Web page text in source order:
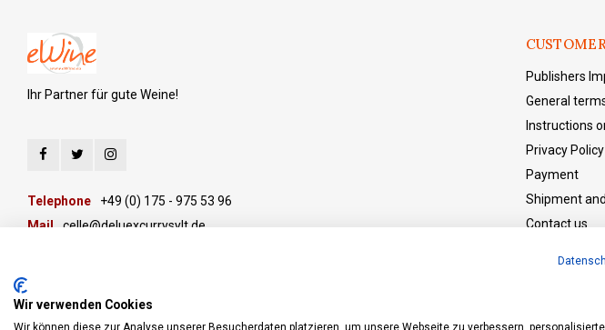
Ihr Partner für gute Weine!
Telephone
+49 (0) 175 - 975 53 96
Mail
celle@deluexcurrysylt.de
Publishers
General
Instructions
Privacy Policy
Payment
Shipment
Contact us
Wir verwenden Cookies
Wir können diese zur Analyse unserer Besucherdaten platzieren, um unsere Webseite zu verbessern,